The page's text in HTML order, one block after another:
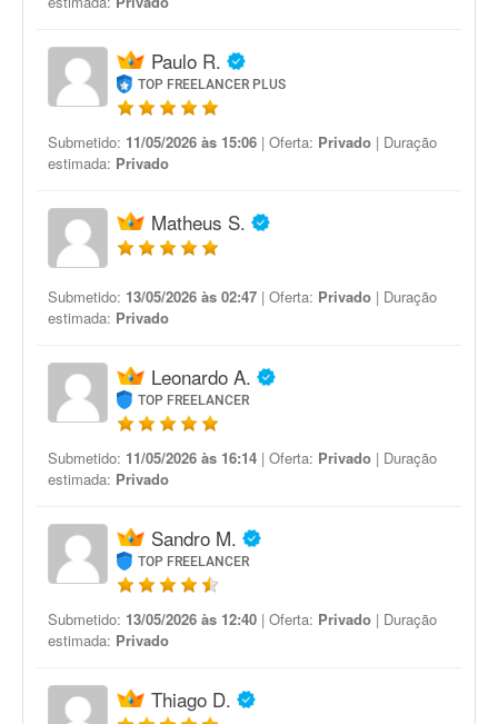
Paulo R.
TOP FREELANCER PLUS
Submetido: 11/05/2026 às 15:06 | Oferta: Privado | Duração
estimada: Privado
Matheus S.
Submetido: 13/05/2026 às 02:47 | Oferta: Privado | Duração
estimada: Privado
Leonardo A.
TOP FREELANCER
Submetido: 11/05/2026 às 16:14 | Oferta: Privado | Duração
estimada: Privado
Sandro M.
TOP FREELANCER
Submetido: 13/05/2026 às 12:40 | Oferta: Privado | Duração
estimada: Privado
Thiago D.